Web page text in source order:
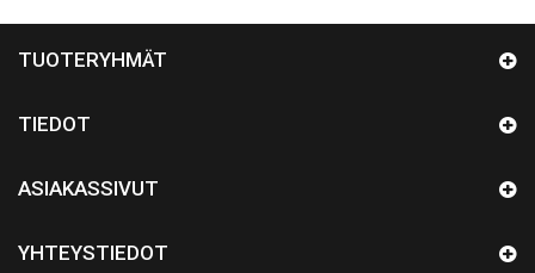
TUOTERYHMÄT
TIEDOT
ASIAKASSIVUT
YHTEYSTIEDOT